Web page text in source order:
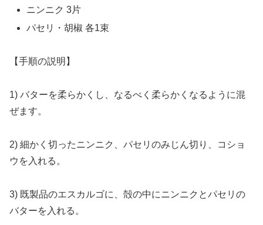
ニンニク 3片
パセリ・胡椒 各1束
【手順の説明】
1) バターを柔らかくし、なるべく柔らかくなるように混
ぜます。
2) 細かく切ったニンニク、パセリのみじん切り、コショ
ウを入れる。
3) 既製品のエスカルゴに、殻の中にニンニクとパセリの
バターを入れる。